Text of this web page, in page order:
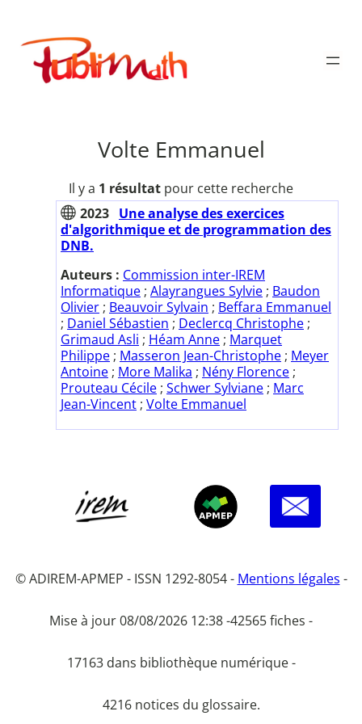
contenu
Publimath
Volte Emmanuel
Il y a 1 résultat pour cette recherche
2023 Une analyse des exercices
d'algorithmique et de programmation des
DNB.
Auteurs : Commission inter-IREM
Informatique ; Alayrangues Sylvie ; Baudon
Olivier ; Beauvoir Sylvain ; Beffara Emmanuel
; Daniel Sébastien ; Declercq Christophe ;
Grimaud Asli ; Héam Anne ; Marquet
Philippe ; Masseron Jean-Christophe ; Meyer
Antoine ; More Malika ; Nény Florence ;
Prouteau Cécile ; Schwer Sylviane ; Marc
Jean-Vincent ; Volte Emmanuel
© ADIREM-APMEP - ISSN 1292-8054 - Mentions légales -
Mise à jour 08/08/2026 12:38 -42565 fiches -
17163 dans bibliothèque numérique -
4216 notices du glossaire.